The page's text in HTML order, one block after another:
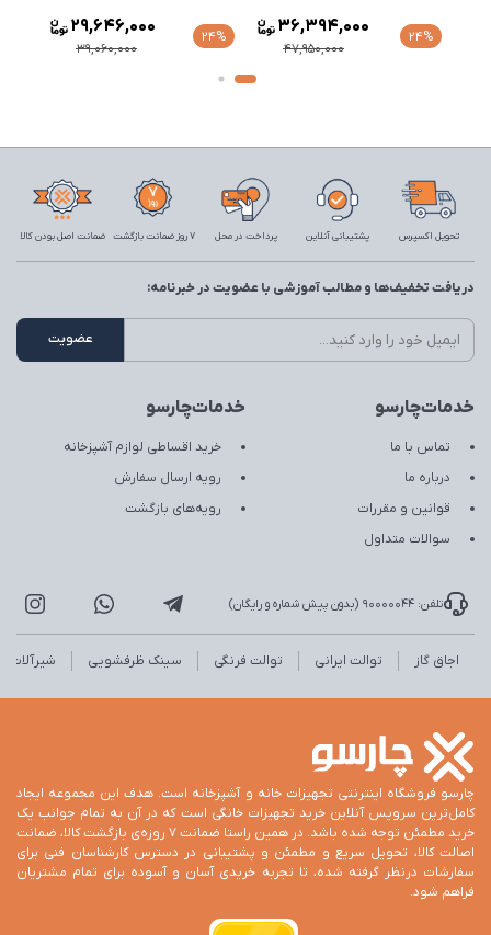
24%
47,950,000
36,394,000
24%
39,060,000
29,646,000
تحویل اکسپرس پشتیبانی آنلاین پرداخت در محل 7 روز ضمانت بازگشت ضمانت اصل بودن کالا
خدمات‌چارسو
تماس با ما
درباره ما
قوانین و مقررات
سوالات متداول
خدمات‌چارسو
خرید اقساطی لوازم آشپزخانه
رویه ارسال سفارش
رویه‌های بازگشت
دریافت تخفیف‌ها و مطالب آموزشی با عضویت در خبرنامه:
تلفن: 90000044 (بدون پیش شماره و رایگان)
اجاق گاز توالت ایرانی توالت فرنگی سینک ظرفشویی شیرآلات
چارسو فروشگاه اینترنتی تجهیزات خانه و آشپزخانه است. هدف این مجموعه ایجاد
کامل‌ترین سرویس آنلاین خرید تجهیزات خانگی است که در آن به تمام جوانب یک
خرید مطمئن توجه شده باشد. در همین راستا ضمانت 7 روزه‌ی بازگشت کالا، ضمانت
اصالت کالا، تحویل سریع و مطمئن و پشتیبانی در دسترس کارشناسان فنی برای
سفارشات درنظر گرفته شده، تا تجربه خریدی آسان و آسوده برای تمام مشتریان
فراهم شود.